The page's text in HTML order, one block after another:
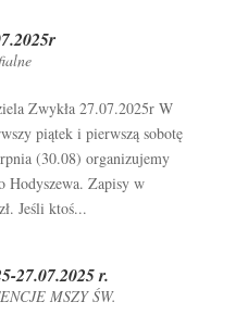
Zwykła 27.07.2025r W
piątek i pierwszą sobotę
(30.08) organizujemy
Hodyszewa. Zapisy w
Jeśli ktoś...
27.07.2025 r.
MSZY ŚW.